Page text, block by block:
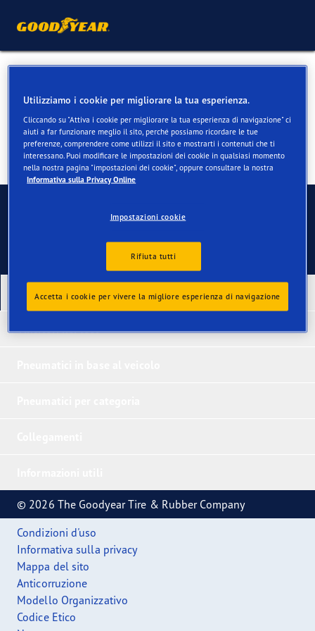
I nostri ultimi prodotti
Vincitori nei test
© 2026 The Goodyear Tire & Rubber Company
Condizioni d'uso
Informativa sulla privacy
Mappa del sito
Anticorruzione
Modello Organizzativo
Codice Etico
Utilizziamo i cookie per migliorare la tua esperienza.
Cliccando su "Attiva i cookie per migliorare la tua esperienza di navigazione" ci
aiuti a far funzionare meglio il sito, perché possiamo ricordare le tue
preferenze, comprendere come utilizzi il sito e mostrarti i contenuti che ti
interessano. Puoi modificare le impostazioni dei cookie in qualsiasi momento
nella nostra pagina "impostazioni dei cookie", oppure consultare la nostra
Informativa sulla Privacy Online
Impostazioni cookie
Rifiuta tutti
Accetta i cookie per vivere la migliore esperienza di navigazione